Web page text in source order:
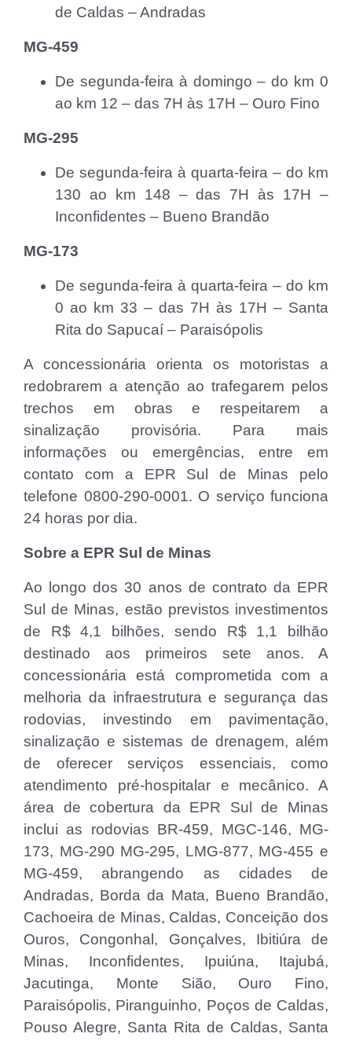
de Caldas – Andradas
MG-459
De segunda-feira à domingo – do km 0
ao km 12 – das 7H às 17H – Ouro Fino
MG-295
De segunda-feira à quarta-feira – do km
130 ao km 148 – das 7H às 17H –
Inconfidentes – Bueno Brandão
MG-173
De segunda-feira à quarta-feira – do km
0 ao km 33 – das 7H às 17H – Santa
Rita do Sapucaí – Paraisópolis
A concessionária orienta os motoristas a
redobrarem a atenção ao trafegarem pelos
trechos em obras e respeitarem a
sinalização provisória. Para mais
informações ou emergências, entre em
contato com a EPR Sul de Minas pelo
telefone 0800-290-0001. O serviço funciona
24 horas por dia.
Sobre a EPR Sul de Minas
Ao longo dos 30 anos de contrato da EPR
Sul de Minas, estão previstos investimentos
de R$ 4,1 bilhões, sendo R$ 1,1 bilhão
destinado aos primeiros sete anos. A
concessionária está comprometida com a
melhoria da infraestrutura e segurança das
rodovias, investindo em pavimentação,
sinalização e sistemas de drenagem, além
de oferecer serviços essenciais, como
atendimento pré-hospitalar e mecânico. A
área de cobertura da EPR Sul de Minas
inclui as rodovias BR-459, MGC-146, MG-
173, MG-290 MG-295, LMG-877, MG-455 e
MG-459, abrangendo as cidades de
Andradas, Borda da Mata, Bueno Brandão,
Cachoeira de Minas, Caldas, Conceição dos
Ouros, Congonhal, Gonçalves, Ibitiúra de
Minas, Inconfidentes, Ipuiúna, Itajubá,
Jacutinga, Monte Sião, Ouro Fino,
Paraisópolis, Piranguinho, Poços de Caldas,
Pouso Alegre, Santa Rita de Caldas, Santa